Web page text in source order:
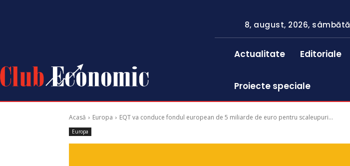
8, august, 2026, sâmbătă
Actualitate Editoriale
Proiecte speciale
Acasă Europa EQT va conduce fondul european de 5 miliarde de euro pentru scaleupuri...
Europa